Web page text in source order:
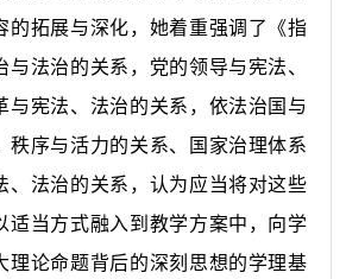
的拓展与深化，她着重强调了《指
与法治的关系，党的领导与宪法、
与宪法、法治的关系，依法治国与
秩序与活力的关系、国家治理体系
、法治的关系，认为应当将对这些
适当方式融入到教学方案中，向学
理论命题背后的深刻思想的学理基